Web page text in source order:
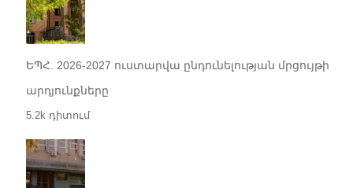
ԵՊՀ. 2026-2027 ուստարվա ընդունելության մրցույթի
արդյունքները
5.2k դիտում